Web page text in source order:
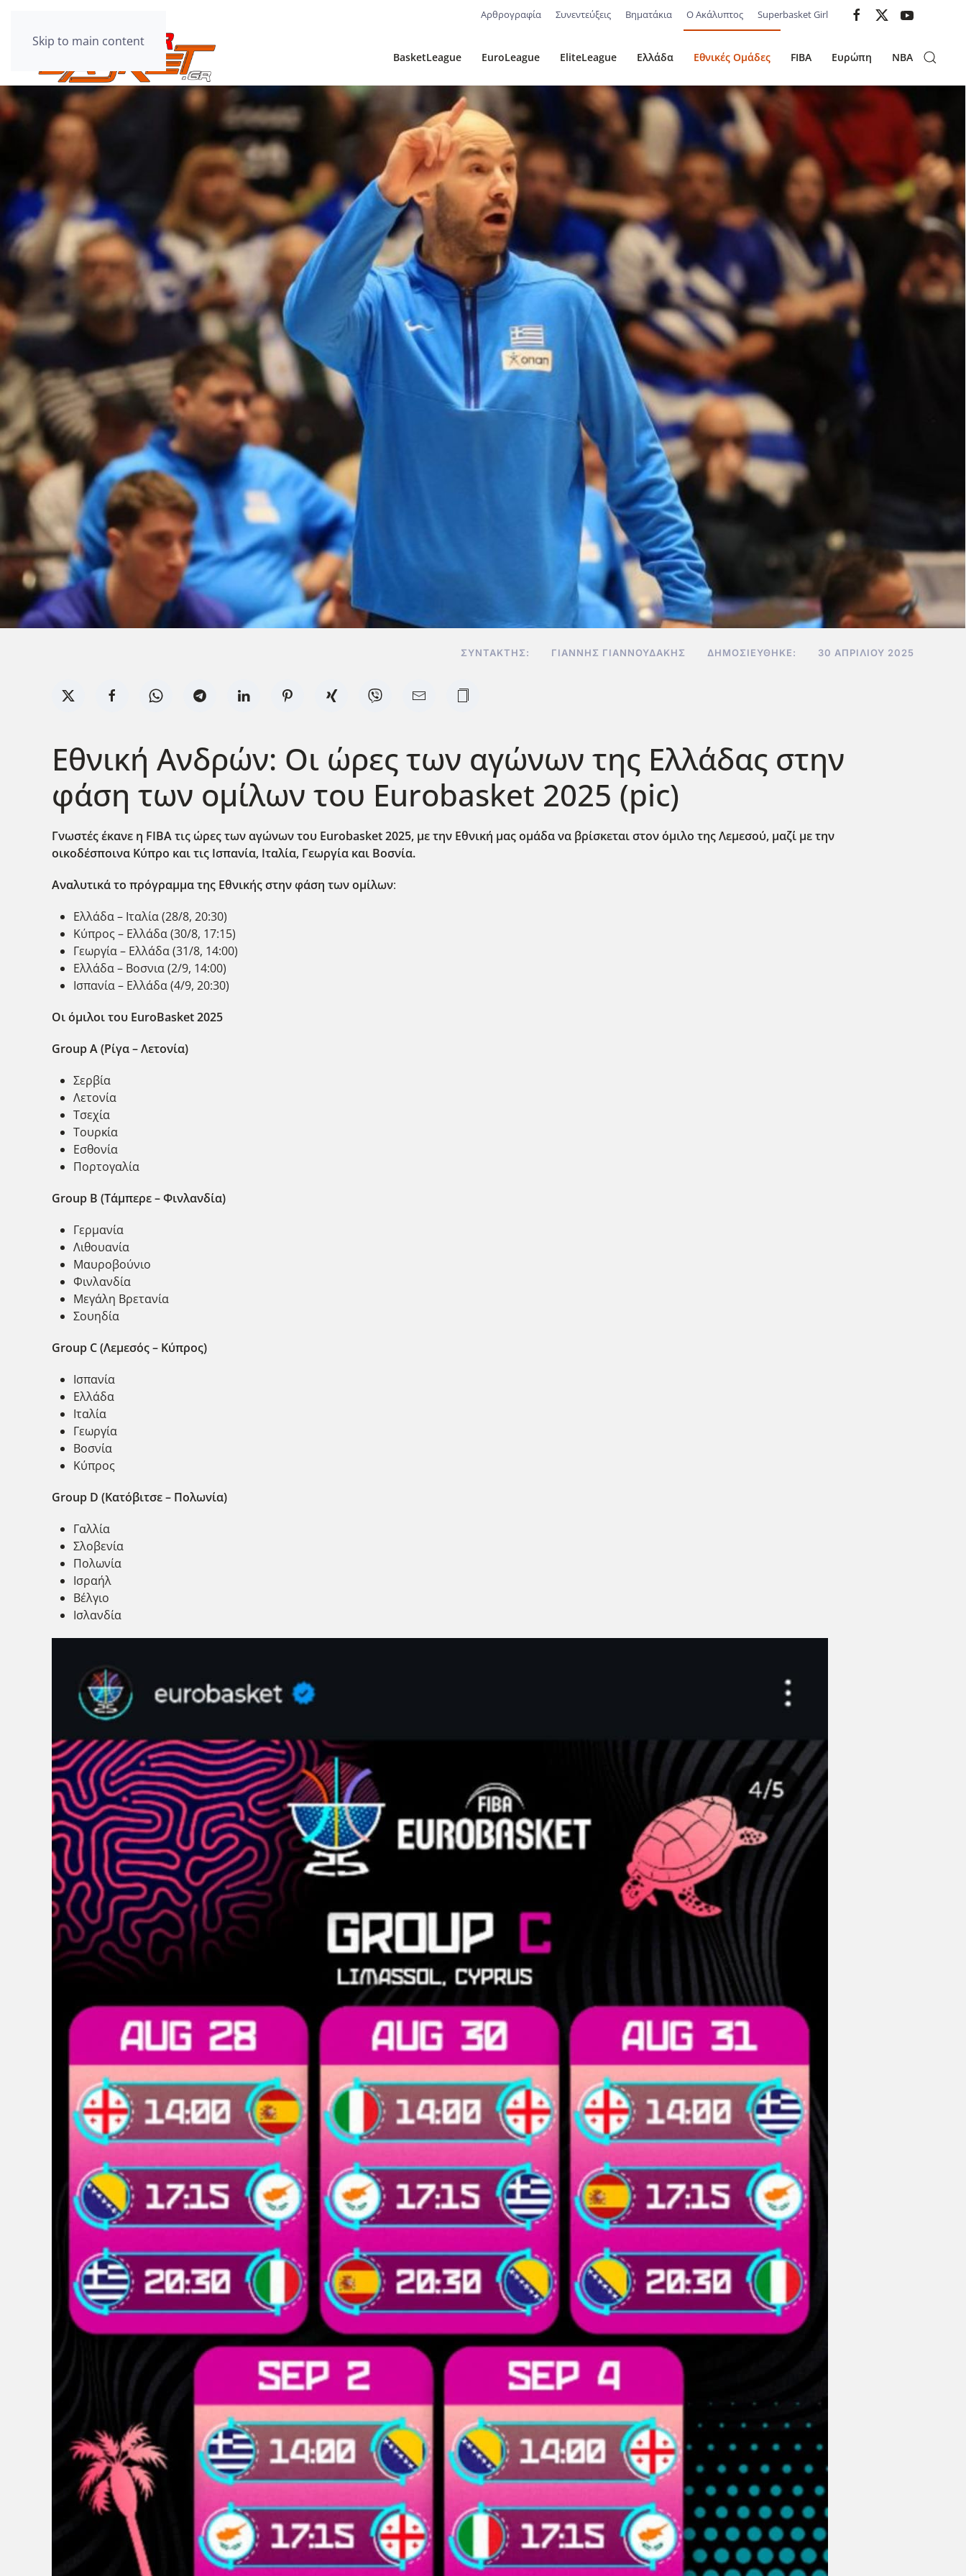
Skip to main content
Αρθρογραφία Συνεντεύξεις Βηματάκια Ο Ακάλυπτος Superbasket Girl
BasketLeague EuroLeague EliteLeague Ελλάδα Εθνικές Ομάδες FIBA Ευρώπη NBA
ΣΥΝΤΆΚΤΗΣ: ΓΙΆΝΝΗΣ ΓΙΑΝΝΟΥΔΆΚΗΣ ΔΗΜΟΣΙΕΎΘΗΚΕ: 30 ΑΠΡΙΛΊΟΥ 2025
Εθνική Ανδρών: Οι ώρες των αγώνων της Ελλάδας στην
φάση των ομίλων του Eurobasket 2025 (pic)
Γνωστές έκανε η FIBAτις ώρες των αγώνων του Eurobasket2025, με την Εθνική μας ομάδα να βρίσκεται στον όμιλο της Λεμεσού, μαζί με την
οικοδέσποινα Κύπρο και τις Ισπανία, Ιταλία, Γεωργία και Βοσνία.
Αναλυτικά το πρόγραμμα της Εθνικής στην φάση των ομίλων:
Ελλάδα – Ιταλία (28/8, 20:30)
Κύπρος – Ελλάδα (30/8, 17:15)
Γεωργία – Ελλάδα (31/8, 14:00)
Ελλάδα – Βοσνια (2/9, 14:00)
Ισπανία – Ελλάδα (4/9, 20:30)
Οι όμιλοι του EuroBasket 2025
Group A (Ρίγα – Λετονία)
Σερβία
Λετονία
Τσεχία
Τουρκία
Εσθονία
Πορτογαλία
Group B (Τάμπερε – Φινλανδία)
Γερμανία
Λιθουανία
Μαυροβούνιο
Φινλανδία
Μεγάλη Βρετανία
Σουηδία
Group C (Λεμεσός – Κύπρος)
Ισπανία
Ελλάδα
Ιταλία
Γεωργία
Βοσνία
Κύπρος
Group D (Κατόβιτσε – Πολωνία)
Γαλλία
Σλοβενία
Πολωνία
Ισραήλ
Βέλγιο
Ισλανδία